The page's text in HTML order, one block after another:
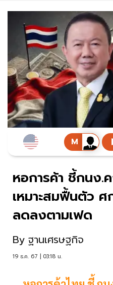
หอการค้า ชี้กนง.
เหมาะสมฟื้นตัว
ลดลงตามเฟด
By ฐานเศรษฐกิจ
19 ธ.ค. 67 | 03:18 น.